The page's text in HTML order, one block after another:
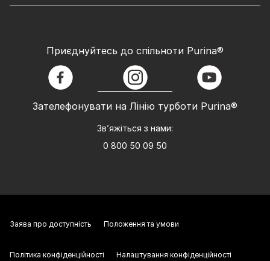
Зателефонувати на Лінію турботи Purina®
Зв’яжіться з нами:
0 800 50 09 50
Приєднуйтесь до спільноти Purina®
facebook instagram youtube
Заява про доступність Положення та умови
Політика конфіденційності Налаштування конфіденційності